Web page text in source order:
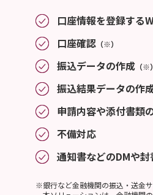
口座情報を登録する
口座確認 （※）
振込データの作成 （※）
振込結果データの作
申請内容や添付書類
不備対応
通知書などのDMや
※銀行など金融機関の振込・送金サ